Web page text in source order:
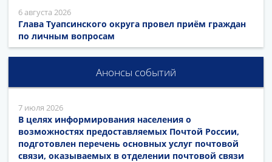
6 августа 2026
Глава Туапсинского округа провел приём граждан
по личным вопросам
Анонсы событий
7 июля 2026
В целях информирования населения о
возможностях предоставляемых Почтой России,
подготовлен перечень основных услуг почтовой
связи, оказываемых в отделении почтовой связи